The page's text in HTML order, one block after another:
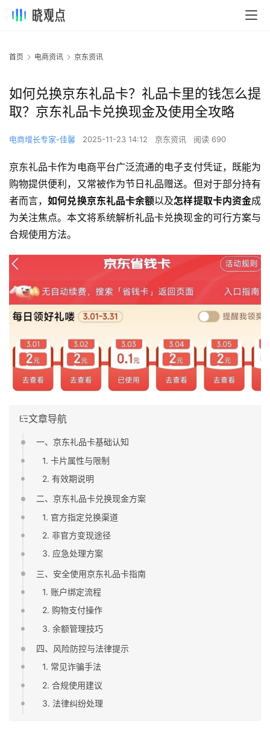
首页 电商资讯 京东资讯
如何兑换京东礼品卡？礼品卡里的钱怎么提
取？京东礼品卡兑换现金及使用全攻略
电商增长专家-佳馨 2025-11-23 14:12 京东资讯 阅读 690
京东礼品卡作为电商平台广泛流通的电子支付凭证，既能为
购物提供便利，又常被作为节日礼品赠送。但对于部分持有
者而言，如何兑换京东礼品卡余额以及怎样提取卡内资金成
为关注焦点。本文将系统解析礼品卡兑换现金的可行方案与
合规使用方法。
文章导航
一、京东礼品卡基础认知
1. 卡片属性与限制
2. 有效期说明
二、京东礼品卡兑换现金方案
1. 官方指定兑换渠道
2. 非官方变现途径
3. 应急处理方案
三、安全使用京东礼品卡指南
1. 账户绑定流程
2. 购物支付操作
3. 余额管理技巧
四、风险防控与法律提示
1. 常见诈骗手法
2. 合规使用建议
3. 法律纠纷处理